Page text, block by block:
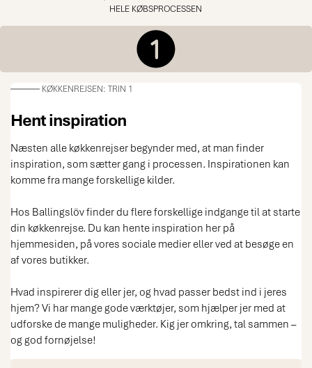
HELE KØBSPROCESSEN
KØKKENREJSEN: TRIN 1
Hent inspiration
Næsten alle køkkenrejser begynder med, at man finder
inspiration, som sætter gang i processen. Inspirationen kan
komme fra mange forskellige kilder.
Hos Ballingslöv finder du flere forskellige indgange til at starte
din køkkenrejse. Du kan hente inspiration her på
hjemmesiden, på vores sociale medier eller ved at besøge en
af vores butikker.
Hvad inspirerer dig eller jer, og hvad passer bedst ind i jeres
hjem? Vi har mange gode værktøjer, som hjælper jer med at
udforske de mange muligheder. Kig jer omkring, tal sammen –
og god fornøjelse!